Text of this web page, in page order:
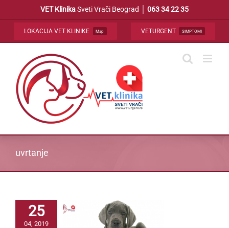
VET KlinikaSveti Vrači Beograd │ 063 34 22 35
LOKACIJA VET KLINIKE Map VETURGENT SIMPTOMI
uvrtanje
25
04, 2019